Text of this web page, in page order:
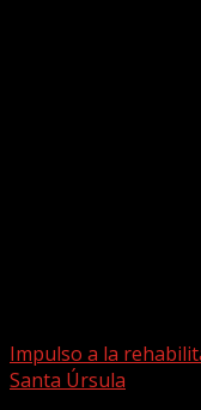
Impulso a la
Santa Úrsula